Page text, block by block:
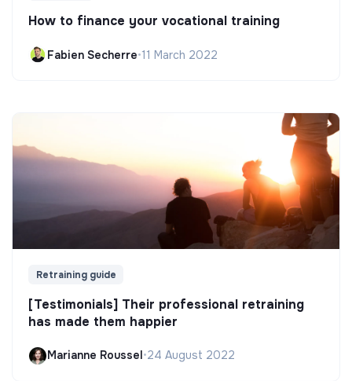
How to finance your vocational training
Fabien Secherre•11 March 2022
Retraining guide
[Testimonials] Their professional retraining
has made them happier
Marianne Roussel•24 August 2022